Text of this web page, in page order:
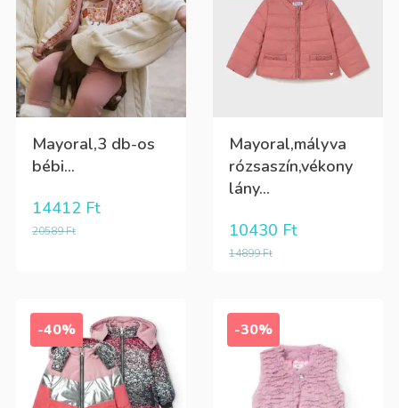
Mayoral,3 db-os
bébi...
20589Ft
14412 Ft
Mayoral,mályva
rózsaszín,vékony
lány...
14899Ft
10430 Ft
-40% -30%